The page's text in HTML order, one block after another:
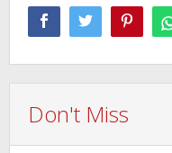
Don't Miss